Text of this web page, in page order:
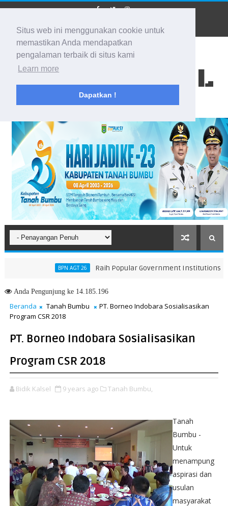
Situs web ini menggunakan cookie untuk
memastikan Anda mendapatkan
pengalaman terbaik di situs kami
Learn more
Dapatkan !
BIDIK KALSEL
Membidik Ke Segala Arah
BPN AGT 26 Raih Popular Government Institutions Award
KUA-PPAS 2026, Perkuat Arah Pembangunan Tanah Bumbu
AndaPengunjung ke 14.185.196
Beranda Tanah Bumbu
PT. Borneo Indobara Sosialisasikan
Program CSR 2018
PT. Borneo Indobara Sosialisasikan
Program CSR 2018
Bidik Kalsel 9 years ago Tanah Bumbu,
Tanah
Bumbu -
Untuk
menampung
aspirasi dan
usulan
masyarakat